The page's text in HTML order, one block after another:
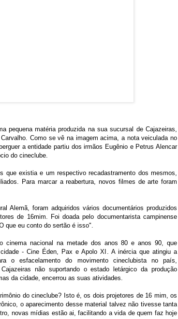
pequena matéria produzida na sua sucursal de Cajazeiras,
. Como se vê na imagem acima, a nota veiculada no
a entidade partiu dos irmãos Eugênio e Petrus Alencar
do cineclube.
que existia e um respectivo recadastramento dos mesmos,
Para marcar a reabertura, novos filmes de arte foram
Alemã, foram adquiridos vários documentários produzidos
de 16mim. Foi doada pelo documentarista campinense
que eu conto do sertão é isso".
cinema nacional na metade dos anos 80 e anos 90, que
- Cine Éden Pax eApolo XI
. A inércia que atingiu a
o esfacelamento do movimento cineclubista no país,
não suportando o estado letárgico da produção
da cidade, encerrou as suas atividades.
do cineclube? Isto é, os dois projetores de 16 mim, os
o aparecimento desse material talvez não tivesse tanta
novas mídias estão ai, facilitando a vida de quem faz hoje